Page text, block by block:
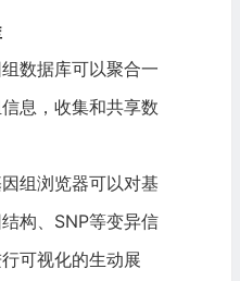
数据库可以聚合一
息，收集和共享数
组浏览器可以对基
构、SNP等变异信
可视化的生动展